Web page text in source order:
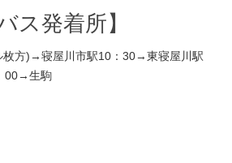
ス発着所】
枚方)→寝屋川市駅10：30→東寝屋川駅
00→生駒